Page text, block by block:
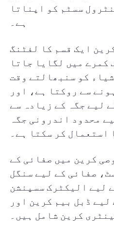
سسٹم کو اپناتا
ہے۔
ایک قسم کا لفٹنگ
کمرے میں لگایا جاتا
کو سنبھالتے وقت
سے روکتا ہے، اور
لیے جگہ کے زیادہ سے
محدود اندرونی جگہ
استعمال کر سکتا ہے۔
کرین میں صفائی کے
صفائی کے لیے سنگل
لیے الیکٹرک سسپنشن
ڈبل بیم کرین اور
کرین شامل ہیں۔